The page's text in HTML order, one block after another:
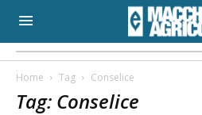
Home Tag Conselice
Tag: Conselice